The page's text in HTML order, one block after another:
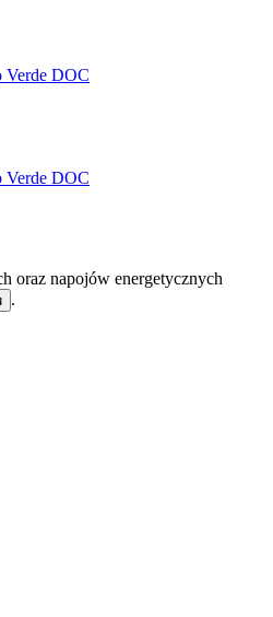
DOC
DOC
oraz napojów energetycznych
.